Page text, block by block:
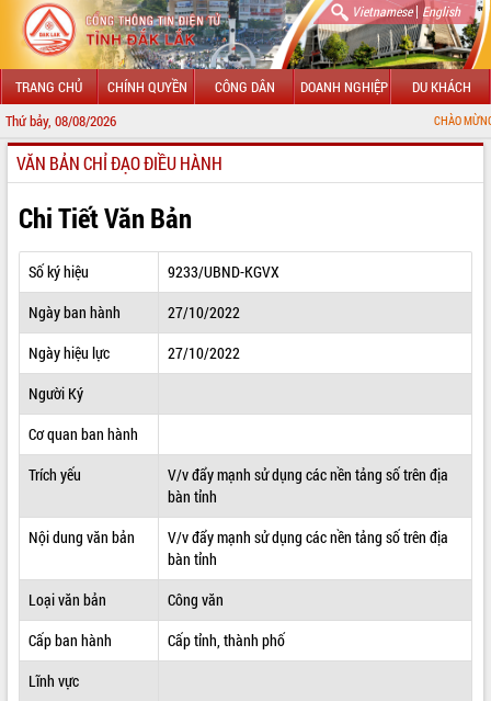
Vietnamese| English
TRANG CHỦ CHÍNH QUYỀN CÔNG DÂN DOANH NGHIỆP DU KHÁCH
Thứ bảy, 08/08/2026 CHÀO MỪNG ĐẾN VỚI
GIỚI THIỆU
LÃNH ĐẠO UBND TỈNH
TIN TỨC SỰ KIỆN
SỞ, BAN, NGÀNH
THÔNG TIN CHỈ ĐẠO ĐIỀU HÀNH
HỆ THỐNG VĂN BẢN
VĂN BẢN HĐND TỈNH
ĐIỂM TIN VĂN BẢN
VĂN BẢN CHỈ ĐẠO ĐIỀU HÀNH
Chi Tiết Văn Bản
Số ký hiệu
9233/UBND-KGVX
Ngày ban hành
27/10/2022
Ngày hiệu lực
27/10/2022
Người Ký
Cơ quan ban hành
Trích yếu
V/v đẩy mạnh sử dụng các nền tảng số trên địa
bàn tỉnh
Nội dung văn bản
V/v đẩy mạnh sử dụng các nền tảng số trên địa
bàn tỉnh
Loại văn bản
Công văn
Cấp ban hành
Cấp tỉnh, thành phố
Lĩnh vực